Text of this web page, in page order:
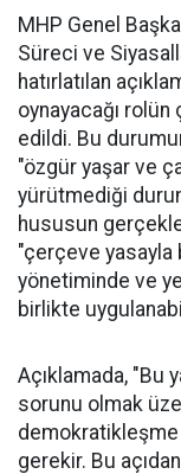
MHP Genel
Süreci ve
hatırlatılan
oynayacağı
edildi. Bu
"özgür yaşar ve
yürütmediği
hususun
"çerçeve yasayla
yönetiminde ve
birlikte
Açıklamada, "Bu
sorunu olmak
gerekir. Bu